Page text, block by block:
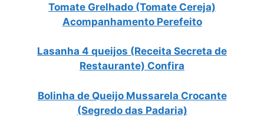
Tomate Grelhado (Tomate Cereja)
Acompanhamento Perefeito
Lasanha 4 queijos (Receita Secreta de
Restaurante) Confira
Bolinha de Queijo Mussarela Crocante
(Segredo das Padaria)